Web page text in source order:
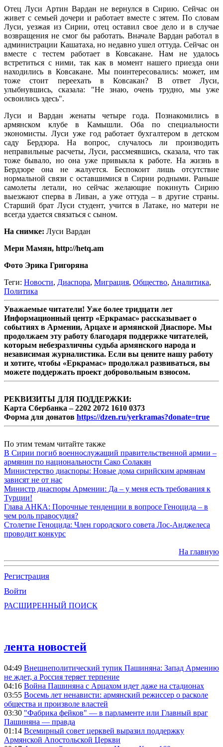
Отец Луси Артин Вардан не вернулся в Сирию. Сейчас он
живет с семьей дочери и работает вместе с зятем. По словам
Луси, уезжая из Сирии, отец оставил свое дело и в случае
возвращения не смог бы работать. Вначале Вардан работал в
администрации Кашатаха, но недавно ушел оттуда. Сейчас он
вместе с тестем работает в Ковсакане. Нам не удалось
встретиться с ними, так как в момент нашего приезда они
находились в Ковсакане. Мы поинтересовались: может, им
тоже стоит переехать в Ковсакан? В ответ Луси,
улыбнувшись, сказала: "Не знаю, очень трудно, мы уже
освоились здесь".
Луси и Вардан женаты четыре года. Познакомились в
армянском клубе в Камышли. Оба по специальности
экономисты. Луси уже год работает бухгалтером в детском
саду Бердзора. На вопрос, случалось ли производить
неправильные расчеты, Луси, рассмеявшись, сказала, что так
тоже бывало, но она уже привыкла к работе. На жизнь в
Бердзоре она не жалуется. Беспокоит лишь отсутствие
нормальной связи с оставшимися в Сирии родными. Раньше
самолеты летали, но сейчас желающие покинуть Сирию
выезжают сперва в Ливан, а уже оттуда – в другие страны.
Старший брат Луси студент, учится в Латаке, но матери не
всегда удается связаться с сыном.
На снимке: Луси Вардан
Мери Мамян, http://hetq.am
Фото Эрика Григоряна
Теги: Новости, Диаспора, Миграция, Общество, Аналитика,
Политика
Уважаемые читатели! Уже более тридцати лет
Информационный центр «Еркрамас» рассказывает о
событиях в Армении, Арцахе и армянской Диаспоре. Мы
продолжаем эту работу благодаря поддержке читателей,
которым небезразличны судьба армянского народа и
независимая журналистика. Если вы цените нашу работу
и хотите, чтобы «Еркрамас» продолжал развиваться, вы
можете поддержать проект добровольным взносом.
РЕКВИЗИТЫ ДЛЯ ПОДДЕРЖКИ:
Карта Сбербанка – 2202 2072 1610 0373
Форма для донатов https://dzen.ru/yerkramas?donate=true
По этим темам читайте также
В Сирии погиб военнослужащий правительственной армии –
армянин по национальности Сако Солакян
Министерство диаспоры: Новые дома сирийским армянам
зависят не от нас
Министр диаспоры Армении: Да – у меня есть требования к
Турции!
Глава АНКА: Порочные тенденции в вопросе Геноцида – в
чем роль правосудия?
Столетие Геноцида: Член городского совета Лос-Анджелеса
проводит конкурс
На главную
Регистрация
Войти
РАСШИРЕННЫЙ ПОИСК
лента новостей
04:49 Внешнеполитический тупик Пашиняна: Запад Армению
не ждет, а Россия теряет терпение
04:16 Война Пашиняна с Арцахом идет даже на стадионах
03:55 Восемь лет ненависти: армянский режиссер о расколе
общества и произволе властей
03:30 "Фабрика фейков" — в парламенте или Главный враг
Пашиняна — правда
01:14 Всемирный совет церквей выразил поддержку
Армянской Апостольской Церкви